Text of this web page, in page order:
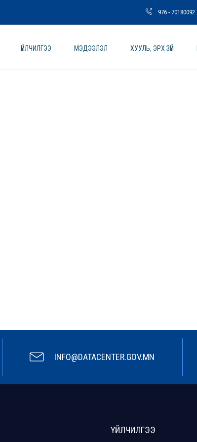
976 - 70180092
ҮЙЛЧИЛГЭЭ МЭДЭЭЛЭЛ ХУУЛЬ, ЭРХ ЗҮЙ
INFO@DATACENTER.GOV.MN
ҮЙЛЧИЛГЭЭ